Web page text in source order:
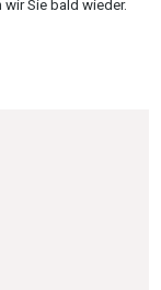
Sie bald wieder.